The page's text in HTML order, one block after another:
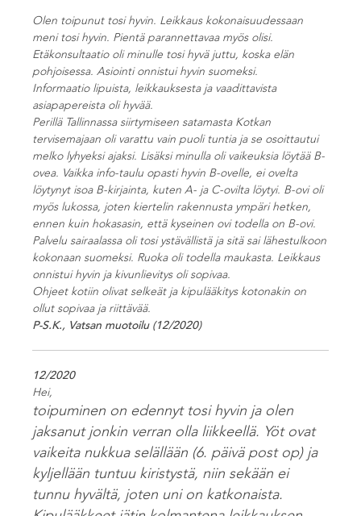
Olen toipunut tosi hyvin. Leikkaus kokonaisuudessaan
meni tosi hyvin. Pientä parannettavaa myös olisi.
Etäkonsultaatio oli minulle tosi hyvä juttu, koska elän
pohjoisessa. Asiointi onnistui hyvin suomeksi.
Informaatio lipuista, leikkauksesta ja vaadittavista
asiapapereista oli hyvää.
Perillä Tallinnassa siirtymiseen satamasta Kotkan
tervisemajaan oli varattu vain puoli tuntia ja se osoittautui
melko lyhyeksi ajaksi. Lisäksi minulla oli vaikeuksia löytää B-
ovea. Vaikka info-taulu opasti hyvin B-ovelle, ei ovelta
löytynyt isoa B-kirjainta, kuten A- ja C-ovilta löytyi. B-ovi oli
myös lukossa, joten kiertelin rakennusta ympäri hetken,
ennen kuin hokasasin, että kyseinen ovi todella on B-ovi.
Palvelu sairaalassa oli tosi ystävällistä ja sitä sai lähestulkoon
kokonaan suomeksi. Ruoka oli todella maukasta. Leikkaus
onnistui hyvin ja kivunlievitys oli sopivaa.
Ohjeet kotiin olivat selkeät ja kipulääkitys kotonakin on
ollut sopivaa ja riittävää.
P-S.K., Vatsan muotoilu (12/2020)
12/2020
Hei,
toipuminen on edennyt tosi hyvin ja olen
jaksanut jonkin verran olla liikkeellä. Yöt ovat
vaikeita nukkua selällään (6. päivä post op) ja
kyljellään tuntuu kiristystä, niin sekään ei
tunnu hyvältä, joten uni on katkonaista.